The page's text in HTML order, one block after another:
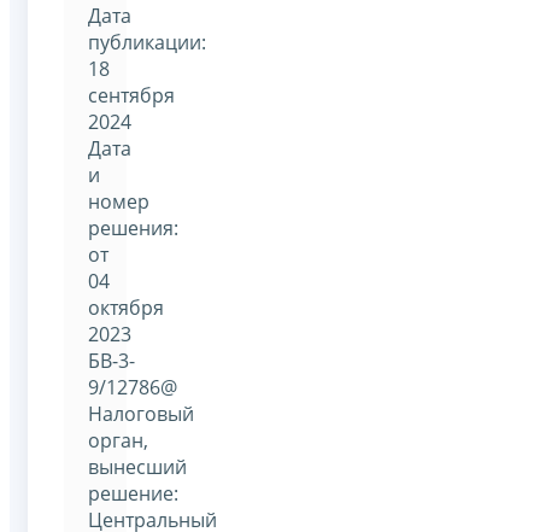
Дата
публикации:
18
сентября
2024
Дата
и
номер
решения:
от
04
октября
2023
БВ-3-
9/12786@
Налоговый
орган,
вынесший
решение:
Центральный